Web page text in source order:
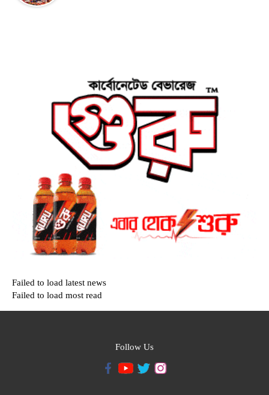
Failed to load latest news
Failed to load most read
Follow Us